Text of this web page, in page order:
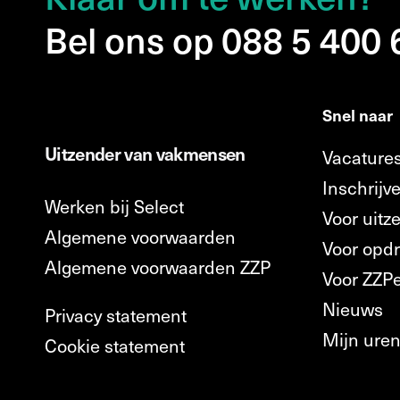
Bel ons op 088 5 400
Uitzender van vakmensen
Werken bij Select
Algemene voorwaarden
Algemene voorwaarden ZZP
Privacy statement
Cookie statement
Snel naar
Voor
Voor
Voor
Nieuws
Mijn uren